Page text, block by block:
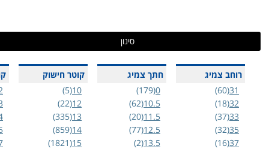
סינון
רוחב צמיג
(60)
32
(18)
33
(37)
35
(32)
37
(16)
חתך צמיג
10.5
(62)
11.5
(20)
12.5
(77)
13.5
(2)
קוטר חישוק
10
(5)
12
(22)
13
(335)
14
(859)
15
(1821)
72
(7)
73
(37)
74
(6)
75
(96)
77
(52)